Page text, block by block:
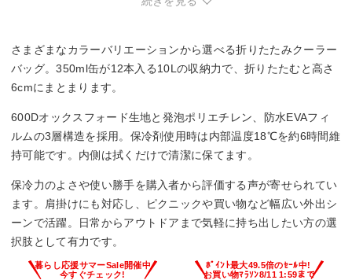
ため条件付き。
さまざまなカラーバリエーションから選べる折りたたみクーラー
バッグ。350ml缶が12本入る10Lの収納力で、折りたたむと高さ
6cmにまとまります。
600Dオックスフォード生地と発泡ポリエチレン、防水EVAフィ
ルムの3層構造を採用。保冷剤使用時は内部温度18℃を約6時間維
持可能です。内側は拭くだけで清潔に保てます。
保冷力のよさや使い勝手を購入者から評価する声が寄せられてい
ます。肩掛けにも対応し、ピクニックや買い物など幅広い外出シ
ーンで活躍。日常からアウトドアまで気軽に持ち出したい方の選
択肢として有力です。